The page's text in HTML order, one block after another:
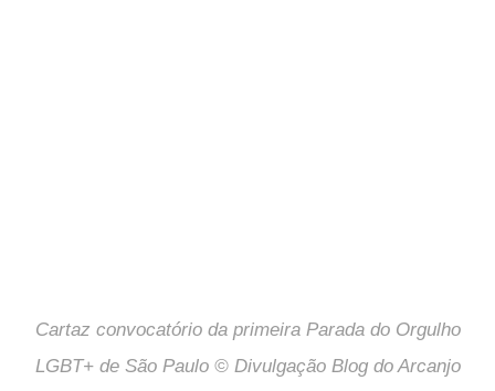
Cartaz convocatório da primeira Parada do Orgulho
LGBT+ de São Paulo © Divulgação Blog do Arcanjo